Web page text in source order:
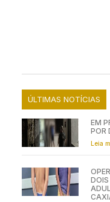
ÚLTIMAS NOTÍCIAS
EM
POR
Leia